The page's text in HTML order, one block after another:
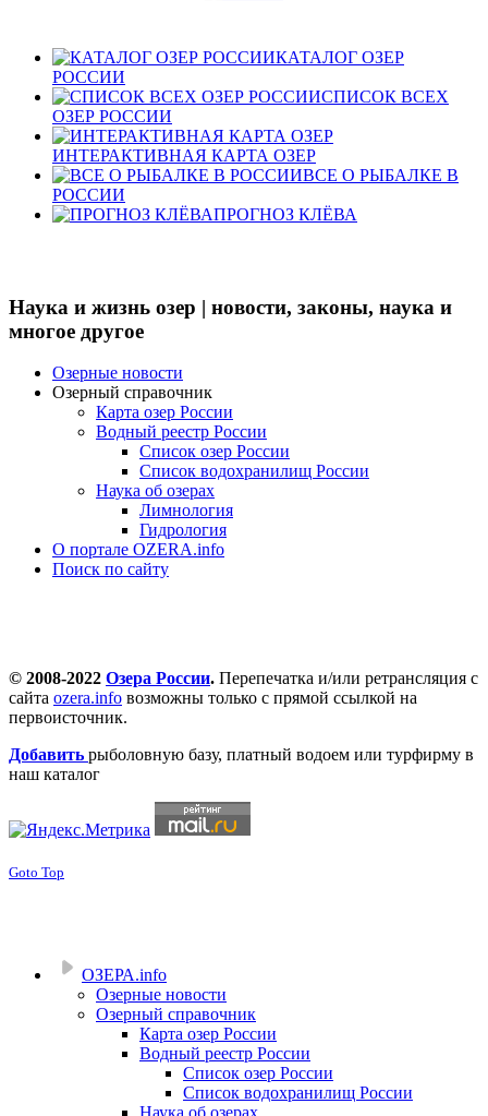
КАТАЛОГ ОЗЕР
РОССИИ
СПИСОК ВСЕХ
ОЗЕР РОССИИ
ИНТЕРАКТИВНАЯ КАРТА ОЗЕР
ВСЕ О РЫБАЛКЕ В
РОССИИ
ПРОГНОЗ КЛЁВА
Наука и жизнь озер | новости, законы, наука и
многое другое
Озерные новости
Озерный справочник
Карта озер России
Водный реестр России
Список озер России
Список водохранилищ России
Наука об озерах
Лимнология
Гидрология
О портале OZERA.info
Поиск по сайту
© 2008-2022 Озера России. Перепечатка и/или ретрансляция с
сайта ozera.info возможны только с прямой ссылкой на
первоисточник.
Добавить рыболовную базу, платный водоем или турфирму в
наш каталог
Goto Top
ОЗЕРА.info
Озерные новости
Озерный справочник
Карта озер России
Водный реестр России
Список озер России
Список водохранилищ России